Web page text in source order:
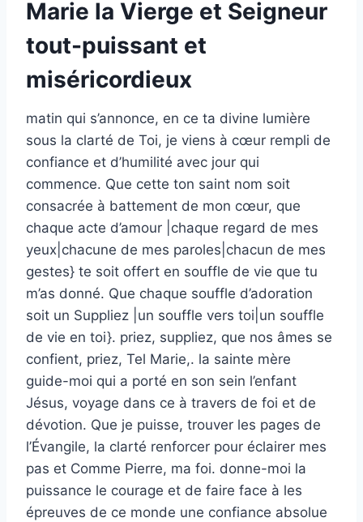
Marie la Vierge et Seigneur
tout-puissant et
miséricordieux
matin qui s’annonce, en ce ta divine lumière
sous la clarté de Toi, je viens à cœur rempli de
confiance et d’humilité avec jour qui
commence. Que cette ton saint nom soit
consacrée à battement de mon cœur, que
chaque acte d’amour |chaque regard de mes
yeux|chacune de mes paroles|chacun de mes
gestes} te soit offert en souffle de vie que tu
m’as donné. Que chaque souffle d’adoration
soit un Suppliez |un souffle vers toi|un souffle
de vie en toi}. priez, suppliez, que nos âmes se
confient, priez, Tel Marie,. la sainte mère
guide-moi qui a porté en son sein l’enfant
Jésus, voyage dans ce à travers de foi et de
dévotion. Que je puisse, trouver les pages de
l’Évangile, la clarté renforcer pour éclairer mes
pas et Comme Pierre, ma foi. donne-moi la
puissance le courage et de faire face à les
épreuves de ce monde une confiance absolue